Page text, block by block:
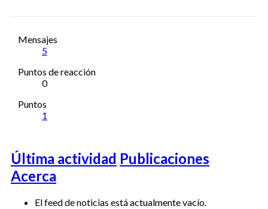
Mensajes
5
Puntos de reacción
0
Puntos
1
Última actividad Publicaciones
Acerca
El feed de noticias está actualmente vacío.